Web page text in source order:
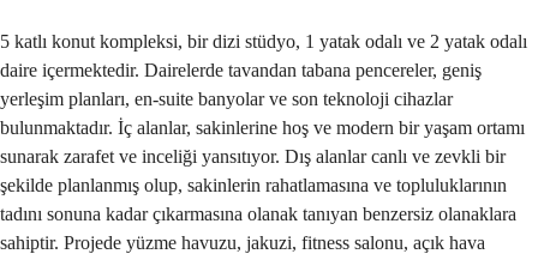
5 katlı konut kompleksi, bir dizi stüdyo, 1 yatak odalı ve 2 yatak odalı
daire içermektedir. Dairelerde tavandan tabana pencereler, geniş
yerleşim planları, en-suite banyolar ve son teknoloji cihazlar
bulunmaktadır. İç alanlar, sakinlerine hoş ve modern bir yaşam ortamı
sunarak zarafet ve inceliği yansıtıyor. Dış alanlar canlı ve zevkli bir
şekilde planlanmış olup, sakinlerin rahatlamasına ve topluluklarının
tadını sonuna kadar çıkarmasına olanak tanıyan benzersiz olanaklara
sahiptir. Projede yüzme havuzu, jakuzi, fitness salonu, açık hava